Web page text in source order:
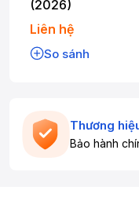
(2026)
Liên hệ
So sánh
Thương
Bảo hành